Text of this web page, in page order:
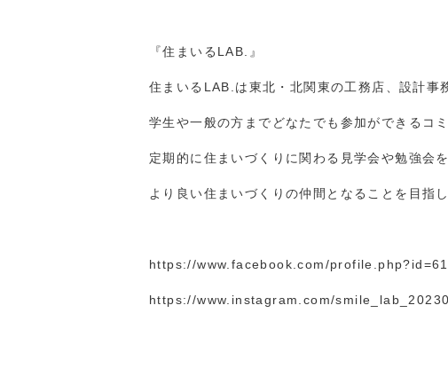
『住まいるLAB.』
住まいるLAB.は東北・北関東の工務店、設計事
学生や一般の方までどなたでも参加ができるコ
定期的に住まいづくりに関わる見学会や勉強会
より良い住まいづくりの仲間となることを目指し
https://www.facebook.com/
https://www.instagram.com/